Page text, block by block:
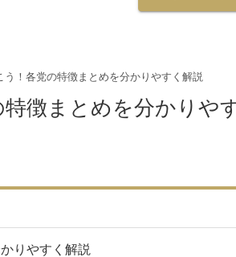
う！各党の特徴まとめを分かりやすく解説
徴まとめを分かりや
りやすく解説